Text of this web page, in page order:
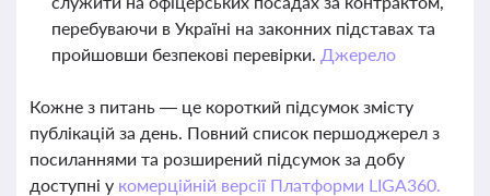
перебуваючи в Україні на законних підставах та
пройшовши безпекові перевірки. Джерело
Кожне з питань — це короткий підсумок змісту
публікацій за день. Повний список першоджерел з
посиланнями та розширений підсумок за добу
доступні у комерційній версії Платформи LIGA360.